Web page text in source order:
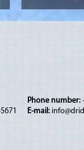
Phone number:
E-mail: